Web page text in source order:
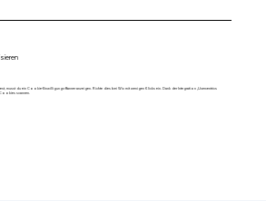
musst du ein Cookie-Einwilligungs-Banner anzeigen. Richte dies bei Wix mit wenigen Klicks ein. Dank der Integration „Usercentrics
Cookies scannen.